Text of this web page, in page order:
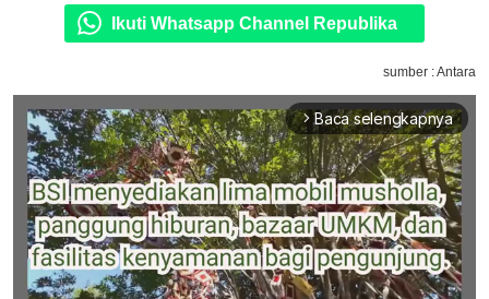
Ikuti Whatsapp Channel Republika
sumber : Antara
arrow_forward_ios Baca selengkapnya